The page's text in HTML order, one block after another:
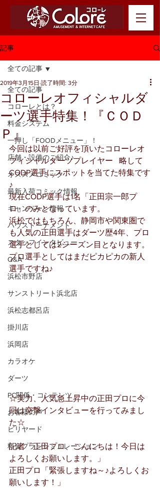
記事
全ての記事
コローレとは？
料金システム
一押し「FOODメニュー」！
店舗・設備のご紹介♪
オススメコミック
最新入荷コミック情報
キャンペーン情報
ハウストーナメント
スタッフインタビュー
Q&A
浜松市野店
サンストリート浜北店
浜松志都呂店
掛川店
浜岡店
カラオケ
ダーツ
PC関係・コンテンツ
お客様の声
ビリヤード
料金プランシミュレーション
全ての記事
コローレオフィシャルダ
ーツ選手特集！『ＣＯＤ
Ｐ』
2019年3月15日 読了時間: 3分
今回は以前ご好評を頂いたコローレオ
フィシャルダーツプレイヤー   略して
CODP選手にスポットを当てた特集です
♪
現在CODP選手は1名「正田宗一郎プ
ロ」のみとなっています。
浜松ではもちろん、静岡市や関東圏で
も人気の正田選手はダーツ歴4年、プロ
選手としては2シーズン目となります。
プロ選手としてはまだピカピカの新人
選手ですね♪
☆実力、人気急上昇中の正田プロに今
回は突撃インタビューを行ってみまし
た☆
記者「正田プロ、こんにちは！今日は
よろしくお願いします。」
正田プロ「緊張しますね～♪よろしくお
願いします！」